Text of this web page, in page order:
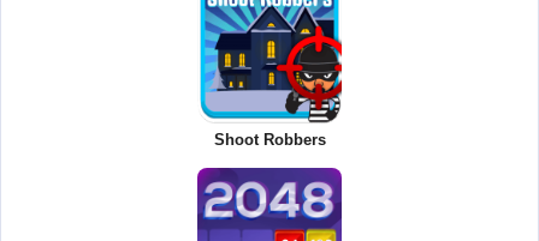
Shoot Robbers